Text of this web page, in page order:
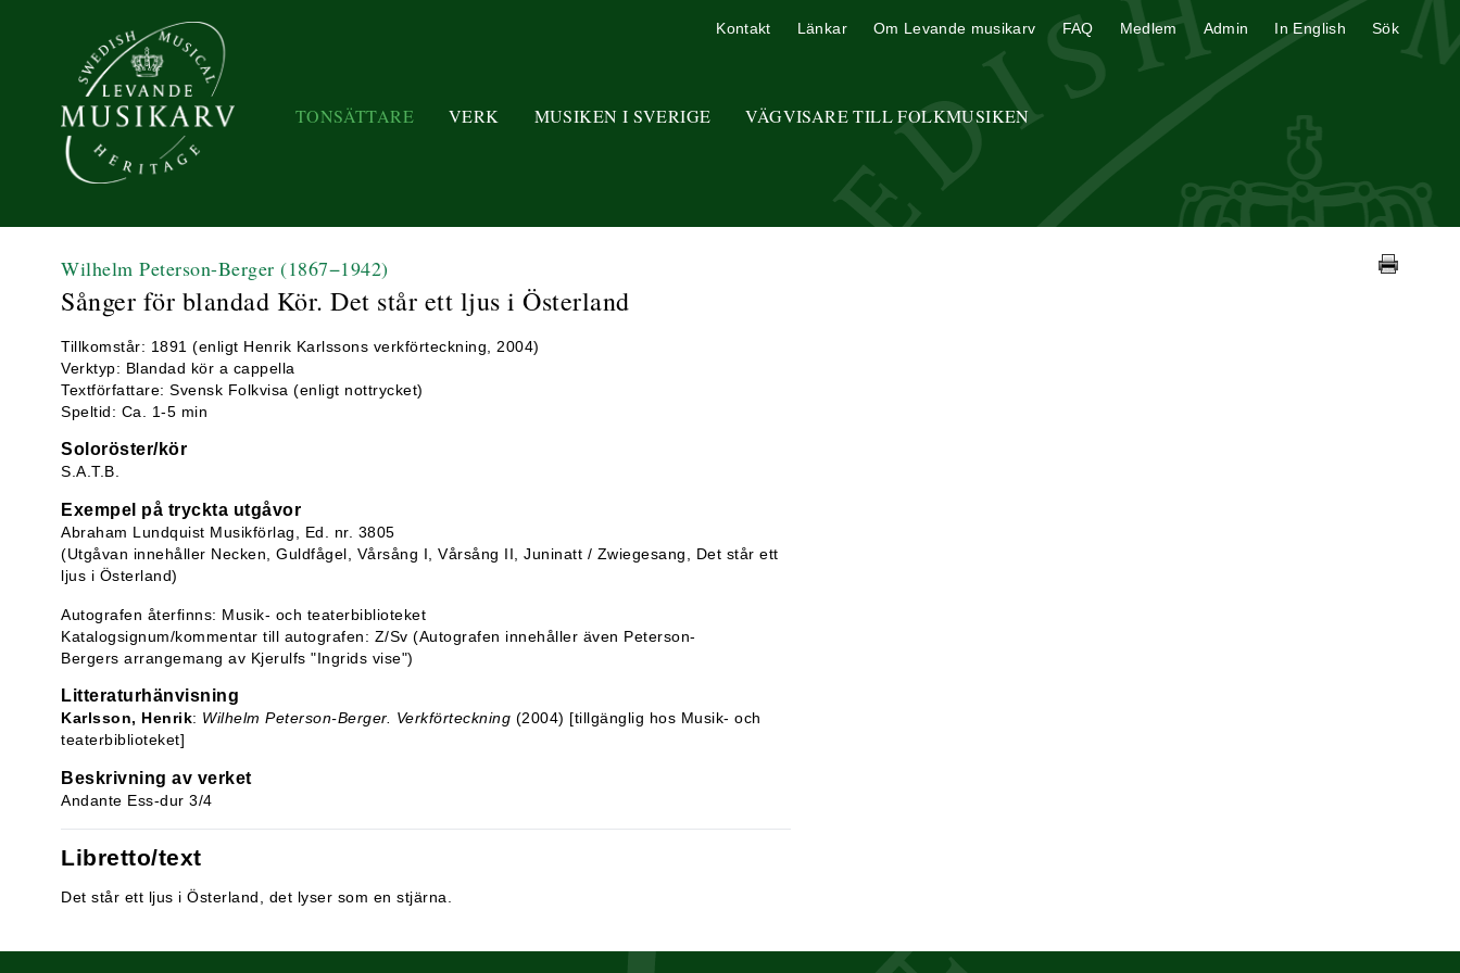
TONSÄTTARE VERK MUSIKEN I SVERIGE VÄGVISARE TILL FOLKMUSIKEN
Kontakt Länkar Om Levande musikarv FAQ Medlem Admin In English Sök
Wilhelm Peterson-Berger (1867−1942)
Sånger för blandad Kör. Det står ett ljus i Österland
Tillkomstår: 1891 (enligt Henrik Karlssons verkförteckning, 2004)
Verktyp: Blandad kör a cappella
Textförfattare: Svensk Folkvisa (enligt nottrycket)
Speltid: Ca. 1-5 min
Soloröster/kör
S.A.T.B.
Exempel på tryckta utgåvor
Abraham Lundquist Musikförlag, Ed. nr. 3805
(Utgåvan innehåller Necken, Guldfågel, Vårsång I, Vårsång II, Juninatt / Zwiegesang, Det står ett
ljus i Österland)
Autografen återfinns: Musik- och teaterbiblioteket
Katalogsignum/kommentar till autografen: Z/Sv (Autografen innehåller även Peterson-
Bergers arrangemang av Kjerulfs "Ingrids vise")
Litteraturhänvisning
Karlsson, Henrik: Wilhelm Peterson-Berger. Verkförteckning (2004) [tillgänglig hos Musik- och
teaterbiblioteket]
Beskrivning av verket
Andante Ess-dur 3/4
Libretto/text
Det står ett ljus i Österland, det lyser som en stjärna.